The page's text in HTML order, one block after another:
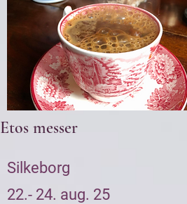
Etos messer
Silkeborg
22.- 24. aug. 25